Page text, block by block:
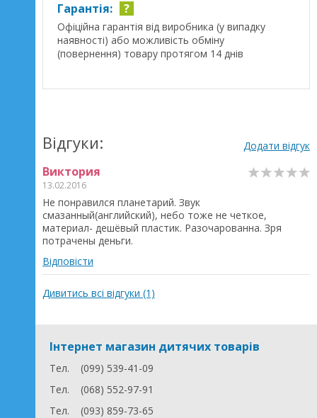
Гарантія: ?
Офіційна гарантія від виробника (у випадку
наявності) або можливість обміну
(повернення) товару протягом 14 днів
Відгуки: Додати відгук
Виктория
13.02.2016
Не понравился планетарий. Звук
смазанный(английский), небо тоже не четкое,
материал- дешёвый пластик. Разочарованна. Зря
потрачены деньги.
Відповісти
Дивитись всі відгуки (1)
Інтернет магазин дитячих товарів
Тел.
(099) 539-41-09
Тел.
(068) 552-97-91
Тел.
(093) 859-73-65